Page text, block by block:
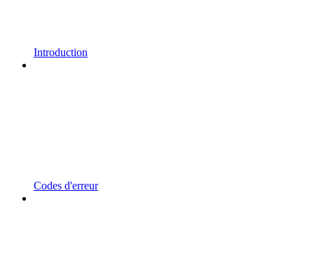
Introduction
Codes d'erreur